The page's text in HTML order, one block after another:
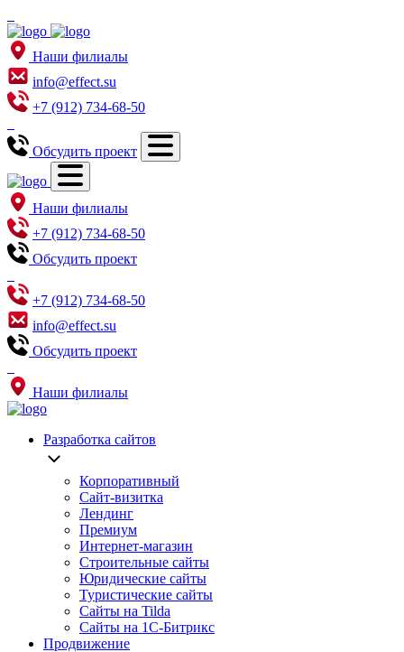
Наши филиалы
info@effect.su
+7 (912) 734-68-50
Обсудить проект
Наши филиалы
+7 (912) 734-68-50
Обсудить проект
+7 (912) 734-68-50
info@effect.su
Обсудить проект
Наши филиалы
Разработка сайтов
Корпоративный
Сайт-визитка
Лендинг
Премиум
Интернет-магазин
Строительные сайты
Юридические сайты
Туристические сайты
Сайты на Tilda
Сайты на 1С-Битрикс
Продвижение